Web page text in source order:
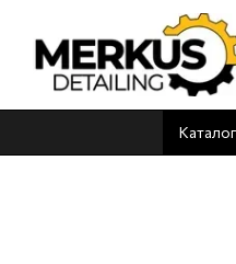
Перейти до основного